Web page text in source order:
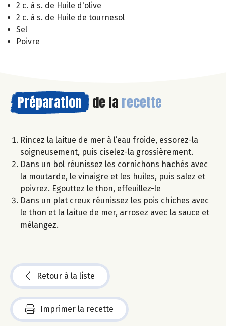
2 c. à s. de Huile d'olive
2 c. à s. de Huile de tournesol
Sel
Poivre
Préparation de la recette
Rincez la laitue de mer à l’eau froide, essorez-la
soigneusement, puis ciselez-la grossièrement.
Dans un bol réunissez les cornichons hachés avec
la moutarde, le vinaigre et les huiles, puis salez et
poivrez. Egouttez le thon, effeuillez-le
Dans un plat creux réunissez les pois chiches avec
le thon et la laitue de mer, arrosez avec la sauce et
mélangez.
Retour à la liste
Imprimer la recette